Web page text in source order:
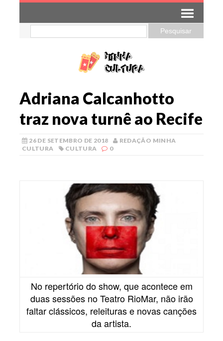
Adriana Calcanhotto
traz nova turnê ao Recife
26 DE SETEMBRO DE 2018
REDAÇÃO MINHA
CULTURA
CULTURA 0
No repertório do show, que acontece em
duas sessões no Teatro RioMar, não irão
faltar clássicos, releituras e novas canções
da artista.